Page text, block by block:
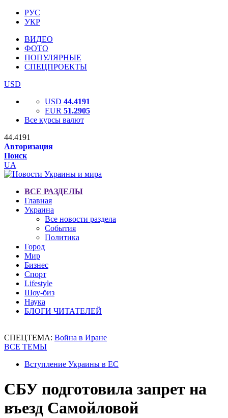
РУС
УКР
ВИДЕО
ФОТО
ПОПУЛЯРНЫЕ
СПЕЦПРОЕКТЫ
USD
USD 44.4191
EUR 51.2905
Все курсы валют
44.4191
Авторизация
Поиск
UA
ВСЕ РАЗДЕЛЫ
Главная
Украина
Все новости раздела
События
Политика
Город
Мир
Бизнес
Спорт
Lifestyle
Шоу-биз
Наука
БЛОГИ ЧИТАТЕЛЕЙ
СПЕЦТЕМА: Война в Иране
ВСЕ ТЕМЫ
Вступление Украины в ЕС
СБУ подготовила запрет на
въезд Самойловой